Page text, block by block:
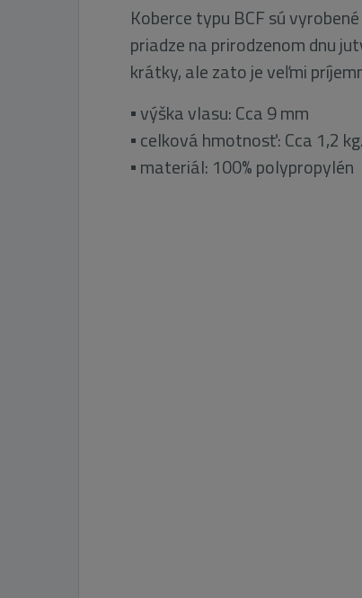
Koberce typu BCF sú
priadze na prirodzenom dnu
krátky, ale zato je veľmi
▪ výška vlasu: Cca 9 mm
▪ celková hmotnosť: Cca 1,2
▪ materiál: 100% polypropylén